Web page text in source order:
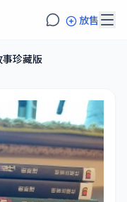
放售
珍藏版